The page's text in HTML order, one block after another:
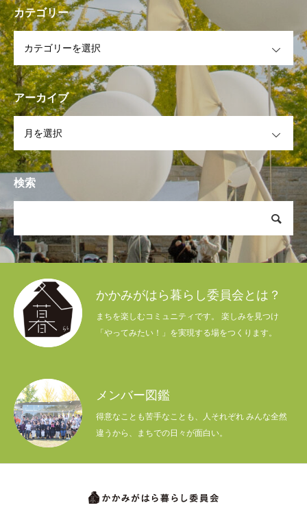
カテゴリー
アーカイブ
検索
かかみがはら暮らし委員会とは？
まちを楽しむコミュニティです。 楽しみを見つけ
「やってみたい！」を実現する場をつくります。
メンバー図鑑
得意なことも苦手なことも、人それぞれ みんな全然
違うから、まちでの日々が面白い。